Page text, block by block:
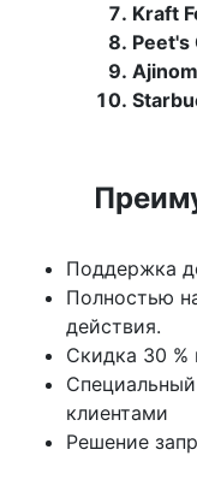
Kraft
Peet's
Поддержка
Полностью
действия.
Скидка 30 %
клиентами
Решение